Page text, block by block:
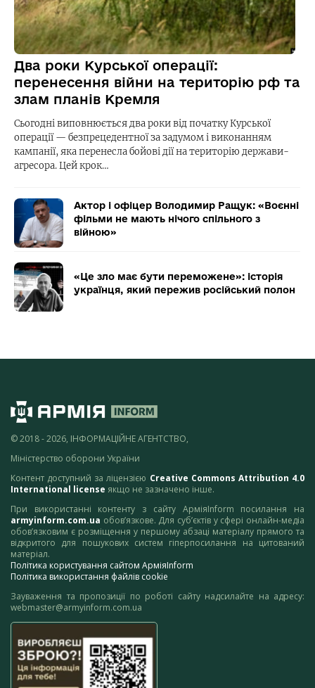
Два роки Курської операції:
перенесення війни на територію рф та
злам планів Кремля
Сьогодні виповнюється два роки від початку Курської
операції — безпрецедентної за задумом і виконанням
кампанії, яка перенесла бойові дії на територію держави-
агресора. Цей крок…
Актор і офіцер Володимир Ращук: «Воєнні
фільми не мають нічого спільного з
війною»
«Це зло має бути переможене»: історія
українця, який пережив російський полон
© 2018 - 2026, ІНФОРМАЦІЙНЕ АГЕНТСТВО,
Міністерство оборони України
Контент доступний за ліцензією Creative Commons Attribution 4.0
International license якщо не зазначено інше.
При використанні контенту з сайту АрміяInform посилання на
armyinform.com.ua обов’язкове. Для суб’єктів у сфері онлайн-медіа
обов’язковим є розміщення у першому абзаці матеріалу прямого та
відкритого для пошукових систем гіперпосилання на цитований
матеріал.
Політика користування сайтом АрміяInform
Політика використання файлів cookie
Зауваження та пропозиції по роботі сайту надсилайте на адресу:
webmaster@armyinform.com.ua